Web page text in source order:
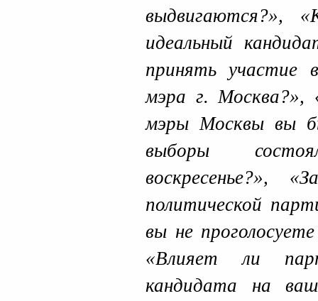
выдвигаются?»,
идеальный
принять участие
мэра г. Москва?»,
мэры Москвы вы
выборы
воскресенье?»,
политической
вы не
«Влияет ли
кандидата на